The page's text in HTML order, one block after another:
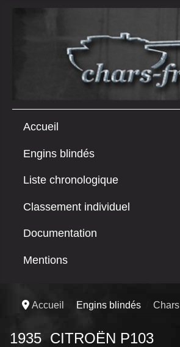
Accueil
Engins blindés
Liste chronologique
Classement individuel
Documentation
Mentions
Accueil Engins blindés Chars
1935 CITROËN P103